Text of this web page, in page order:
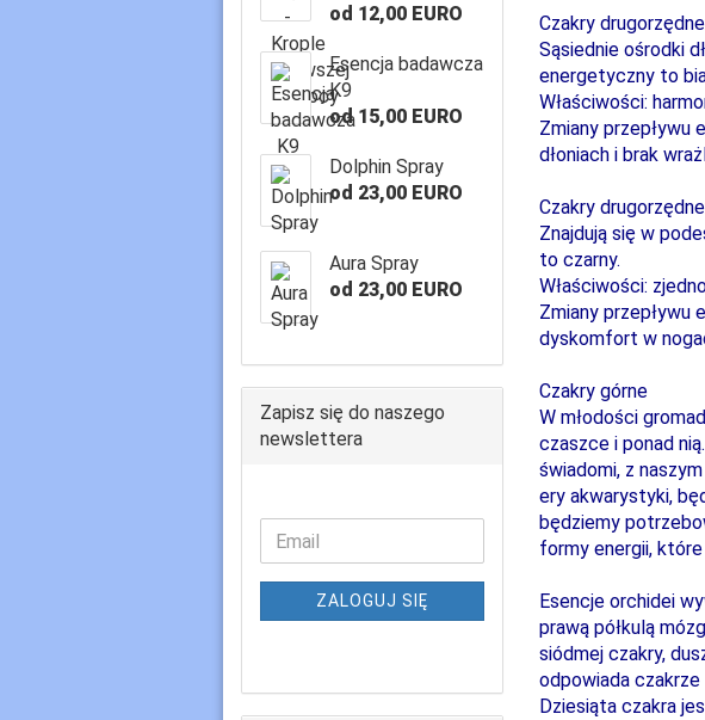
Czakry
Sąsiednie ośrodki
energetyczny to
Właściwości:
Zmiany przepływu
dłoniach i brak
Czakry
Znajdują się w
to czarny.
Właściwości:
Zmiany przepływu
dyskomfort w
Czakry górne
W młodości
czaszce i ponad
świadomi, z
ery akwarystyki,
będziemy
formy energii,
Esencje orchidei
prawą półkulą
siódmej czakry,
odpowiada
Dziesiąta czakra
od 12,00 EURO
Esencja badawcza
K9
od 15,00 EURO
Dolphin Spray
od 23,00 EURO
Aura Spray
od 23,00 EURO
Zapisz się do naszego
newslettera
ZALOGUJ SIĘ